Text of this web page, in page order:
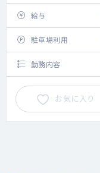
給与
駐車場利用
勤務内容
お気に入り